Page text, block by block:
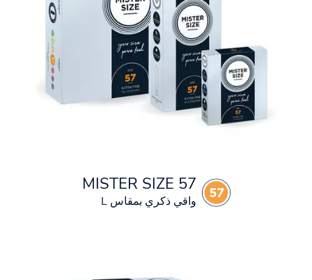
MISTER SIZE 57
واقي ذكري بمقاس L